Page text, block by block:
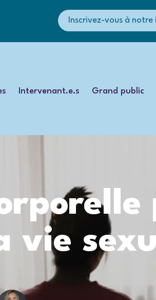
Inscrivez-vous à
Intervenant.e.s Grand public
vie